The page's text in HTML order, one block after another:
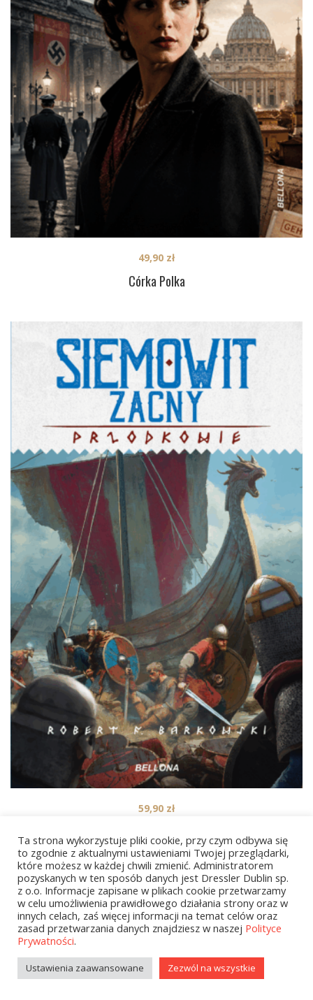
Córka Polka
49,90 zł
Siemowit Zacny. Cykl Przodkowie. Tom 4
59,90 zł
1 2 … 9 NEXT
Ta strona wykorzystuje pliki cookie, przy czym odbywa się
to zgodnie z aktualnymi ustawieniami Twojej przeglądarki,
które możesz w każdej chwili zmienić. Administratorem
pozyskanych w ten sposób danych jest Dressler Dublin sp.
z o.o. Informacje zapisane w plikach cookie przetwarzamy
w celu umożliwienia prawidłowego działania strony oraz w
innych celach, zaś więcej informacji na temat celów oraz
zasad przetwarzania danych znajdziesz w naszej Polityce
Prywatności.
Ustawienia zaawansowane Zezwól na wszystkie